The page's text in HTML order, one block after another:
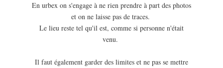
En urbex on s'engage à ne rien prendre à part des photos
et on ne laisse pas de traces.
Le lieu reste tel qu'il est, comme si personne n'était
venu.
Il faut également garder des limites et ne pas se mettre